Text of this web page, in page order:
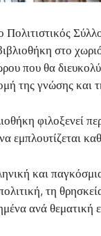
στο
που θα
της γνώσης και
φιλοξενεί
εμπλουτίζεται
και
τη
ανά